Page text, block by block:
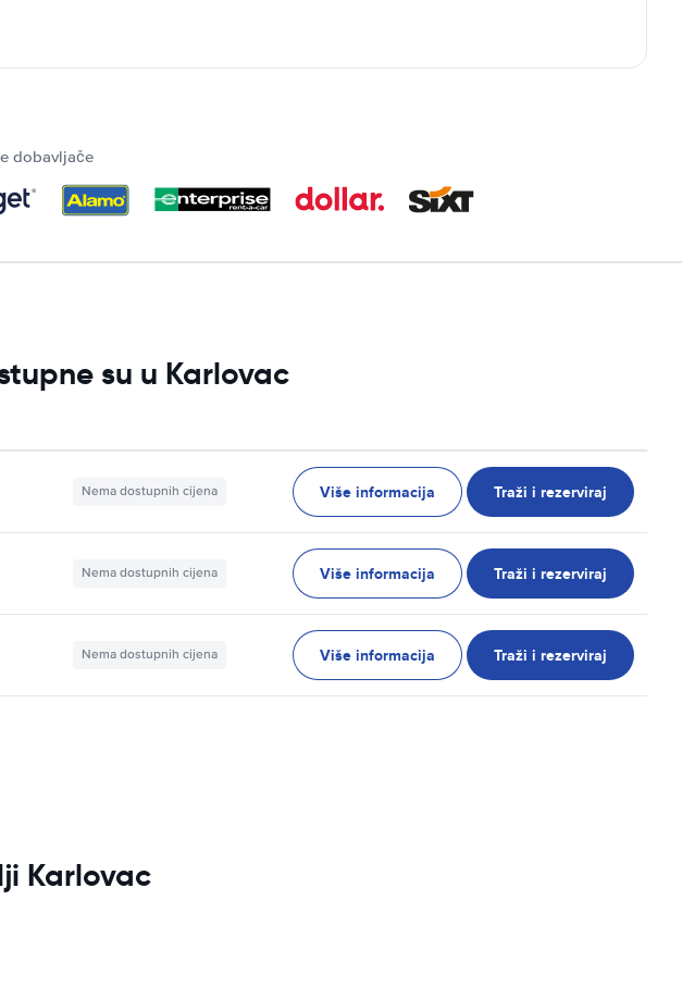
dobavljače
su u Karlovac
Nema dostupnih cijena Više informacija Traži i rezerviraj
Nema dostupnih cijena Više informacija Traži i rezerviraj
Nema dostupnih cijena Više informacija Traži i rezerviraj
Karlovac